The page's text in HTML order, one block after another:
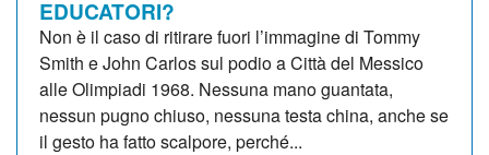
EDUCATORI?
Non è il caso di ritirare fuori l’immagine di Tommy
Smith e John Carlos sul podio a Città del Messico
alle Olimpiadi 1968. Nessuna mano guantata,
nessun pugno chiuso, nessuna testa china, anche se
il gesto ha fatto scalpore, perché...